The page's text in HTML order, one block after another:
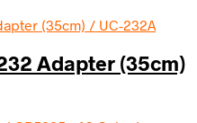
Adapter (35cm)